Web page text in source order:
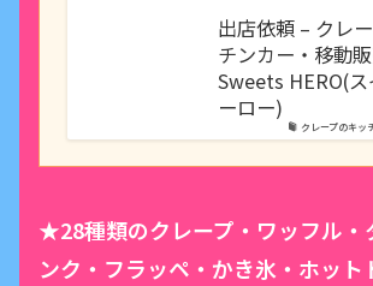
クレープのキ
出店依頼 – クレ
チンカー・移動販
Sweets HERO(ス
ーロー)
★28種類のクレープ・ワッフル・
ンク・フラッペ・かき氷・ホット